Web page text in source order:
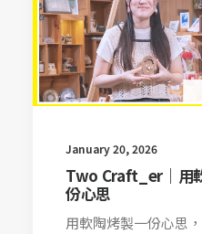
January 20, 2026
Two Craft_er｜用
份心思
用軟陶烤製一份心思